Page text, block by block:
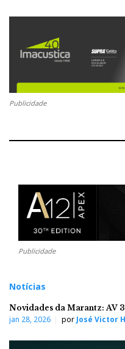
Publicidade
Publicidade
Notícias
Novidades da Marantz: AV
jan 28, 2026 por José Victor